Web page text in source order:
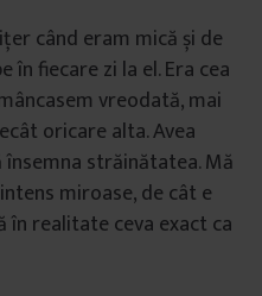
când eram mică și de
fiecare zi la el. Era cea
vreodată, mai
oricare alta. Avea
străinătatea. Mă
miroase, de cât e
realitate ceva exact ca